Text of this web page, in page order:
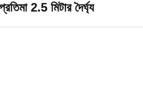
2.5 মিটার দৈর্ঘ্য